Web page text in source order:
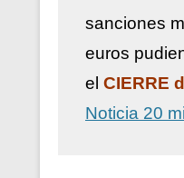
sanciones
euros
el CIERRE
Noticia 20